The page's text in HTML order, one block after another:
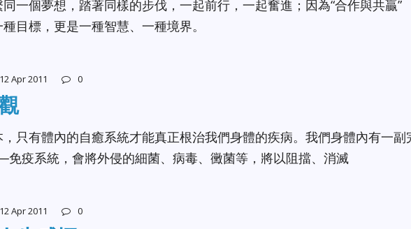
一個夢想，踏著同樣的步伐，一起前行，一起奮進；因為“合作與共贏”
目標，更是一種智慧、一種境界。
12 Apr 2011 0
只有體內的自癒系統才能真正根治我們身體的疾病。我們身體內有一副
免疫系統，會將外侵的細菌、病毒、黴菌等，將以阻擋、消滅
12 Apr 2011 0